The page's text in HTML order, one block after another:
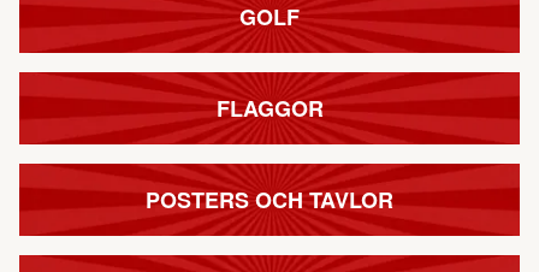
GOLF
FLAGGOR
POSTERS OCH TAVLOR